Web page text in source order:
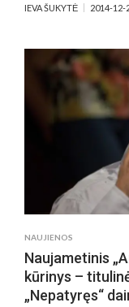
IEVA ŠUKYTĖ 2014-12-
NAUJIENOS
Naujametinis
kūrinys –
„Nepatyręs“